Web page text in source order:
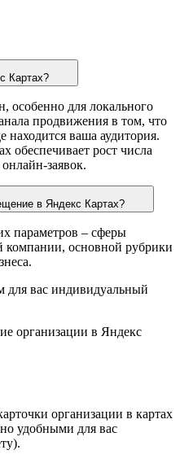
Картах?
особенно для локального
продвижения в том, что
находится ваша аудитория.
обеспечивает рост числа
заявок.
в Яндекс Картах?
параметров – сферы
компании, основной рубрики
для вас индивидуальный
организации в Яндекс
организации в картах
удобными для вас